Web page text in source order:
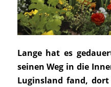
Lange hat es
seinen Weg in die
Luginsland fand,